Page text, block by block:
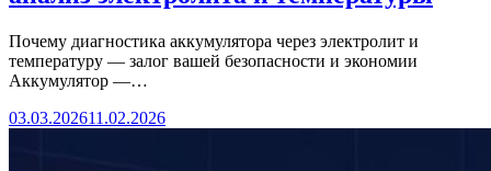
Почему диагностика аккумулятора через электролит и
температуру — залог вашей безопасности и экономии
Аккумулятор —…
03.03.202611.02.2026